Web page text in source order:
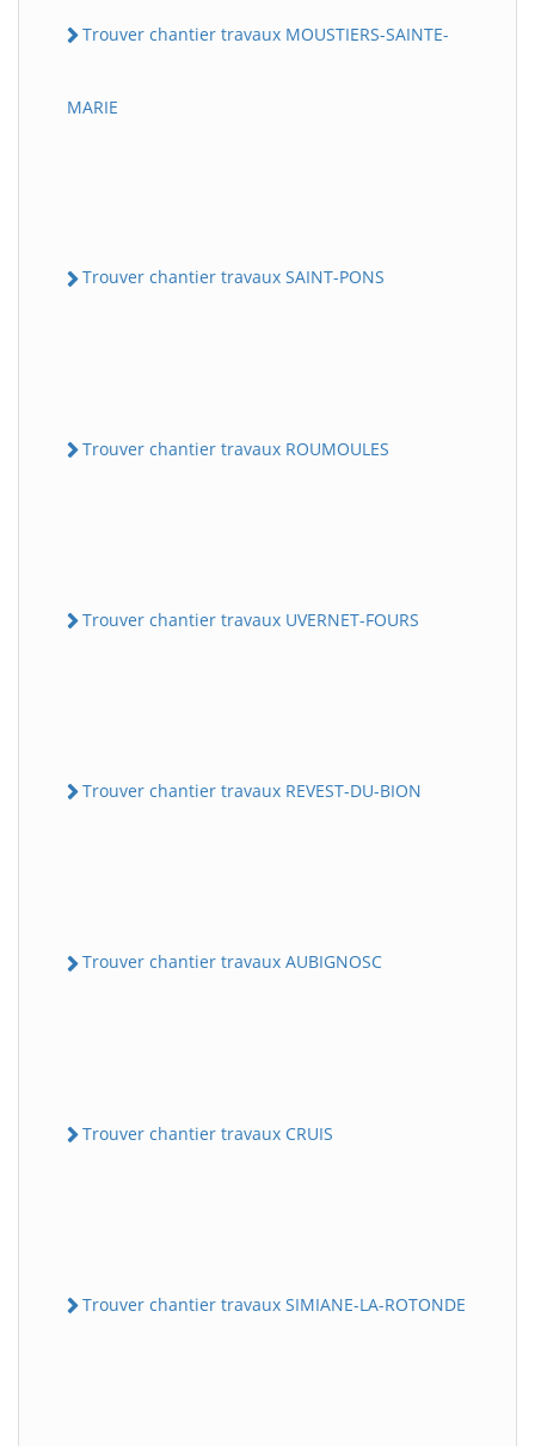
Trouver chantier travaux MOUSTIERS-SAINTE-
MARIE
Trouver chantier travaux SAINT-PONS
Trouver chantier travaux ROUMOULES
Trouver chantier travaux UVERNET-FOURS
Trouver chantier travaux REVEST-DU-BION
Trouver chantier travaux AUBIGNOSC
Trouver chantier travaux CRUIS
Trouver chantier travaux SIMIANE-LA-ROTONDE